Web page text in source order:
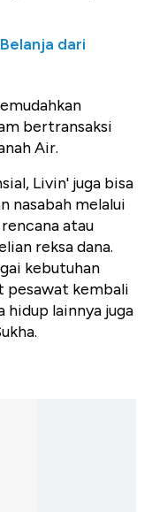
dari
bertransaksi
Air.
Livin' juga bisa
nasabah melalui
atau
reksa dana.
kebutuhan
pesawat kembali
hidup lainnya juga